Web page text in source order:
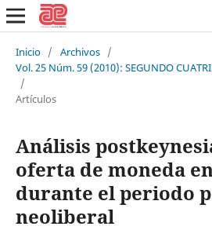
Inicio / Archivos /
Vol. 25 Núm. 59 (2010): SEGUNDO
/
Artículos
Análisis
oferta de moneda
durante el periodo
neoliberal